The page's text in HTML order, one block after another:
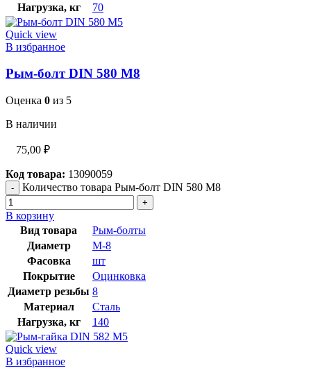
Нагрузка, кг
70
Quick view
В избранное
Рым-болт DIN 580 М8
Оценка 0 из 5
В наличии
75,00 ₽
Код товара: 13090059
Количество товара Рым-болт DIN 580 М8
В корзину
Вид товара
Рым-болты
Диаметр
М-8
Фасовка
шт
Покрытие
Оцинковка
Диаметр резьбы 8
Материал
Сталь
Нагрузка, кг
140
Quick view
В избранное